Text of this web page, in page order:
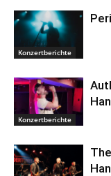
Konzertberichte
Konzertberichte